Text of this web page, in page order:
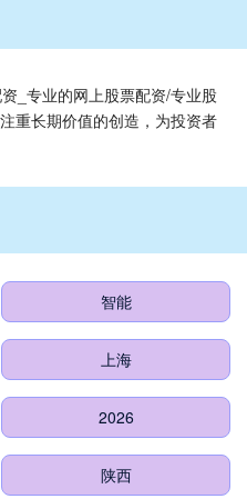
_专业的网上股票配资/专业股
重长期价值的创造，为投资者
智能
上海
2026
陕西